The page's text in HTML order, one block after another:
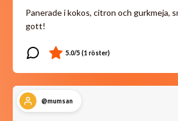
Panerade i kokos, citron och gurkmeja,
gott!
@mumsan